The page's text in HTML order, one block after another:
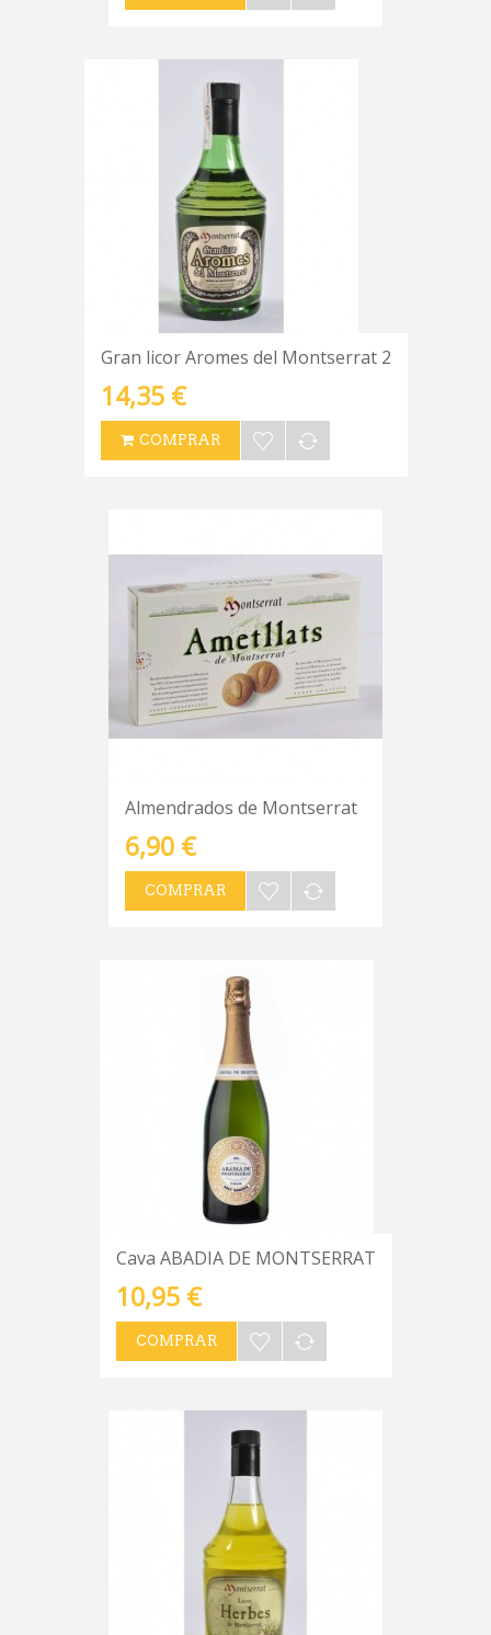
Gran licor Aromes del Montserrat 2
14,35 €
COMPRAR
Almendrados de Montserrat
6,90 €
COMPRAR
Cava ABADIA DE MONTSERRAT
10,95 €
COMPRAR